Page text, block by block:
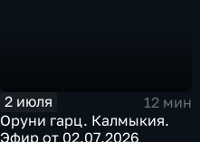
2 июля
12 мин
Оруни гарц. Калмыкия.
Эфир от 02.07.2026